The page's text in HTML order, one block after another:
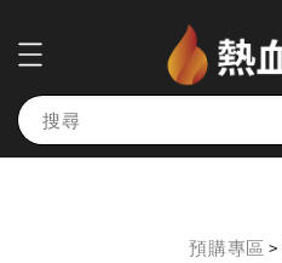
搜尋
預購專區 >